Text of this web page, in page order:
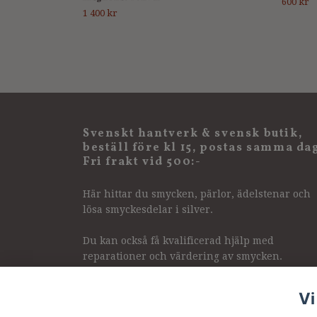
1 400 kr
Svenskt hantverk & svensk butik,
beställ före kl 15, postas samma
Fri frakt vid 500:-
Här hittar du smycken, pärlor, ädelstenar och
lösa smyckesdelar i silver.
Du kan också få kvalificerad hjälp med
reparationer och värdering av smycken.